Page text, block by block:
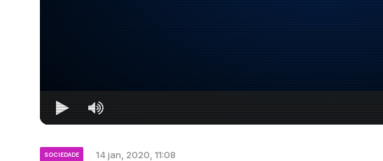
SOCIEDADE 14 jan, 2020, 11:08